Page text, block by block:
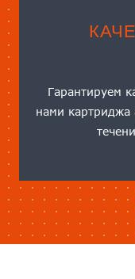
Гарантируем
нами картриджа